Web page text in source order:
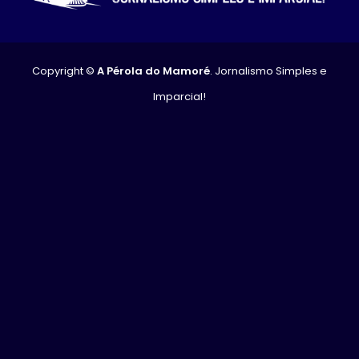
Copyright © A Pérola do Mamoré. Jornalismo Simples e
Imparcial!